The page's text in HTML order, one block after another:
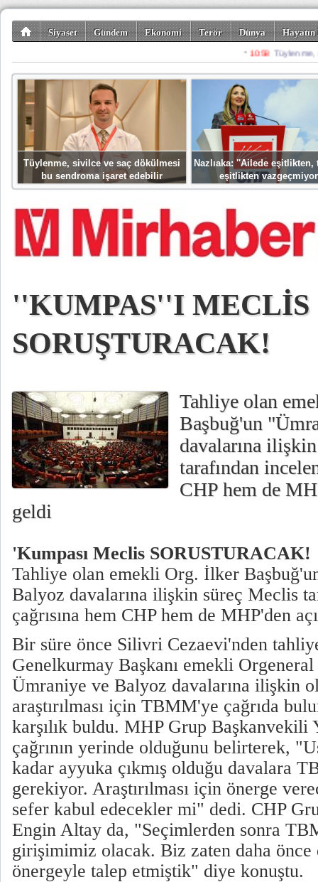
Siyaset Gündem Ekonomi Terör Dünya
Spor Misafir
Tüylenme, sivilce ve saç dökülmesi
bu sendroma işaret edebilir
Nazlıaka: ''Ailede eşitlikten,
eşitlikten
''KUMPAS''I MECLİS
SORUŞTURACAK!
Tahliye olan
Başbuğ'un
davalarına
tarafından
CHP hem de
geldi
'Kumpası Meclis SORUSTURACAK!
Tahliye olan emekli Org. İlker
Balyoz davalarına ilişkin süreç Meclis
çağrısına hem CHP hem de MHP'den
Bir süre önce Silivri Cezaevi'nden
Genelkurmay Başkanı emekli
Ümraniye ve Balyoz davalarına ilişkin
araştırılması için TBMM'ye çağrıda
karşılık buldu. MHP Grup Başkanvekili
çağrının yerinde olduğunu belirterek,
kadar ayyuka çıkmış olduğu davalara
gerekiyor. Araştırılması için önerge
sefer kabul edecekler mi" dedi. CHP
Engin Altay da, "Seçimlerden sonra
girişimimiz olacak. Biz zaten daha
önergeyle talep etmiştik" diye konuştu.